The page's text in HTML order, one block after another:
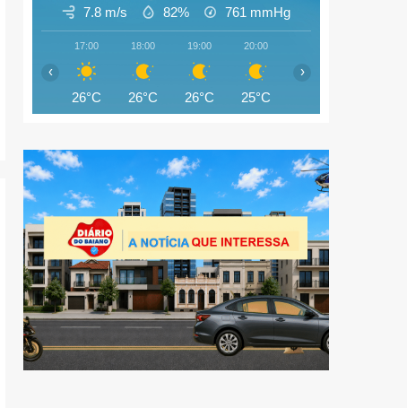
7.8 m/s 82% 761 mmHg
17:00
26°C
18:00
26°C
19:00
26°C
20:00
25°C
‹ ›